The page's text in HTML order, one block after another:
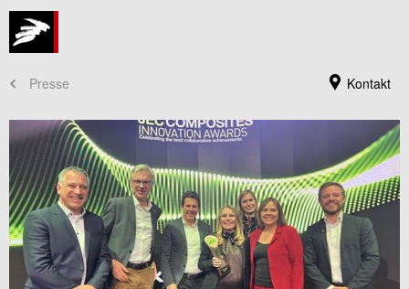
Kontakt
Presse